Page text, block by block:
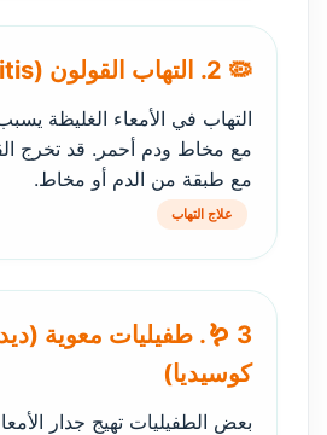
🦠 2. التهاب القولون (Colitis)
التهاب في الأمعاء الغليظة
مع مخاط ودم أحمر. قد تخرج
مع طبقة من الدم أو مخاط.
علاج التهاب
🪱 3. طفيليات معوية
كوسيديا)
بعض الطفيليات تهيج جدار